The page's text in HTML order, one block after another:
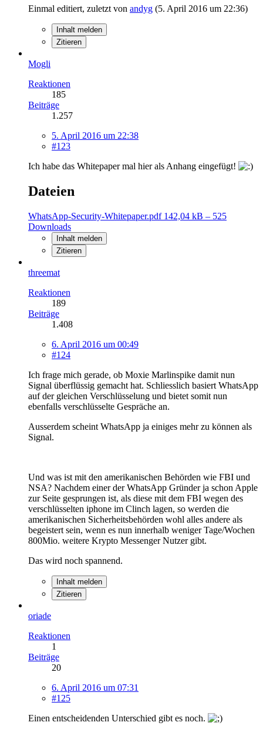
Einmal editiert, zuletzt von andyg (5. April 2016 um 22:36)
Inhalt melden
Zitieren
Mogli
Reaktionen
185
Beiträge
1.257
5. April 2016 um 22:38
#123
Ich habe das Whitepaper mal hier als Anhang eingefügt!
Dateien
WhatsApp-Security-Whitepaper.pdf 142,04 kB – 525
Downloads
Inhalt melden
Zitieren
threemat
Reaktionen
189
Beiträge
1.408
6. April 2016 um 00:49
#124
Ich frage mich gerade, ob Moxie Marlinspike damit nun
Signal überflüssig gemacht hat. Schliesslich basiert WhatsApp
auf der gleichen Verschlüsselung und bietet somit nun
ebenfalls verschlüsselte Gespräche an.
Ausserdem scheint WhatsApp ja einiges mehr zu können als
Signal.
Und was ist mit den amerikanischen Behörden wie FBI und
NSA? Nachdem einer der WhatsApp Gründer ja schon Apple
zur Seite gesprungen ist, als diese mit dem FBI wegen des
verschlüsselten iphone im Clinch lagen, so werden die
amerikanischen Sicherheitsbehörden wohl alles andere als
begeistert sein, wenn es nun innerhalb weniger Tage/Wochen
800Mio. weitere Krypto Messenger Nutzer gibt.
Das wird noch spannend.
Inhalt melden
Zitieren
oriade
Reaktionen
1
Beiträge
20
6. April 2016 um 07:31
#125
Einen entscheidenden Unterschied gibt es noch.